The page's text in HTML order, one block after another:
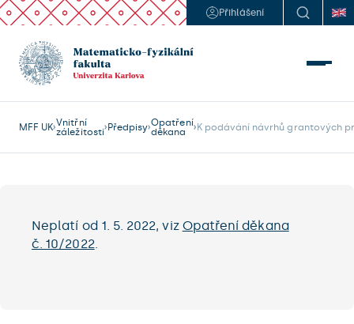
Přihlášení
MFF UK Vnitřní
záležitosti Předpisy Opatření
děkana
K podávání návrhů grantových
Neplatí od 1. 5. 2022, viz Opatření děkana
č. 10/2022.